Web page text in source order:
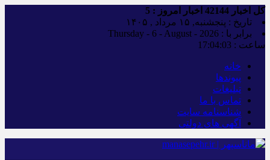
کل اخبار اخبار امروز : 5
تاریخ : پنجشنبه, ۱۵ مرداد , ۱۴۰۵
برابر با : Thursday - 6 - August - 2026
ساعت : 17:04:04
خانه
پیوندها
تبلیغات
تماس با ما
شناسنامه سایت
آگهی های دولتی